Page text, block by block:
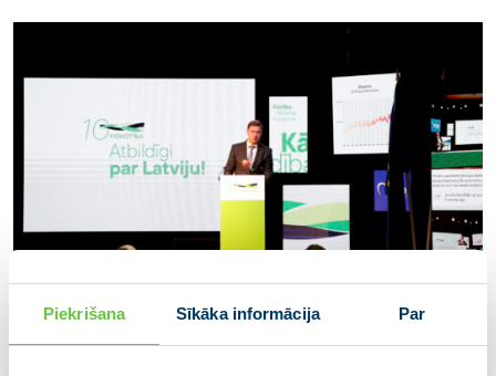
Piekrišana Sīkāka informācija Par